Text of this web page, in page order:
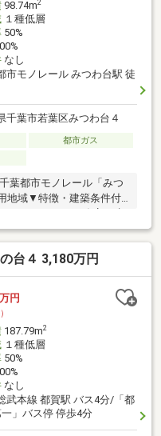
98.74m2
１種低層
50%
なし
市モノレール みつわ台駅 徒
千葉市若葉区みつわ台４
都市ガス
葉都市モノレール「みつ
地域▼特徴・建築条件付
状況を考慮した設計がで
辺環境・スーパー「ヤオ
市立みつわ台北小学校
90m)※私道持分72平米有
伝いします
気軽にお問い合わせく
台４ 3,180万円
万円
187.79m2
１種低層
50%
なし
武本線 都賀駅 バス4分/「都
」バス停 停歩4分